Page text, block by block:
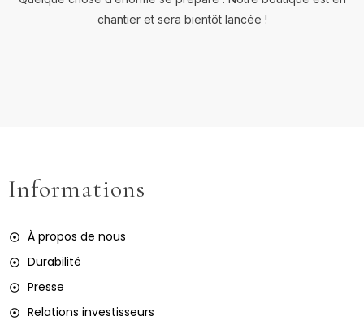
chantier et sera bientôt lancée !
Informations
À propos de nous
Durabilité
Presse
Relations investisseurs